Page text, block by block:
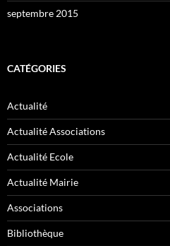
septembre 2015
CATÉGORIES
Actualité
Actualité Associations
Actualité Ecole
Actualité Mairie
Associations
Bibliothèque